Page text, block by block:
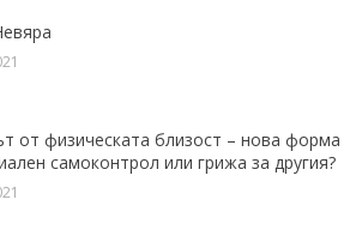
от физическата близост – нова форма
самоконтрол или грижа за другия?